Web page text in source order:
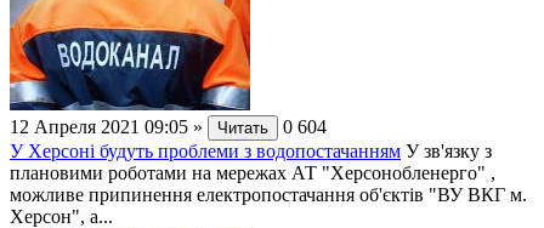
12 Апреля 2021 09:05 » Читать 0 604
У Херсоні будуть проблеми з водопостачанням У зв'язку з
плановими роботами на мережах АТ "Херсонобленерго" ,
можливе припинення електропостачання об'єктів "ВУ ВКГ м.
Херсон", а...